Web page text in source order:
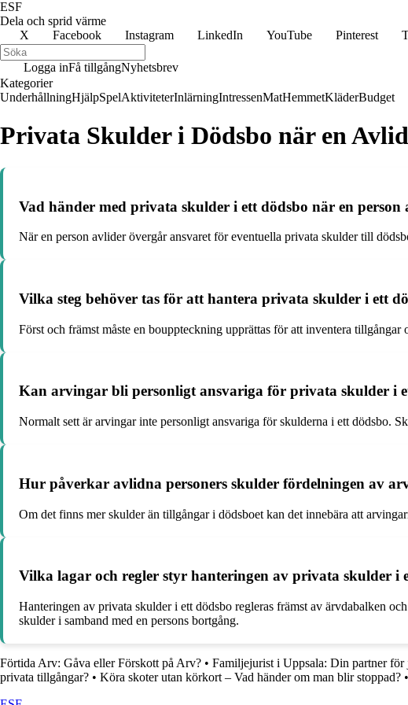
ESF
Dela och sprid värme
X
Facebook Instagram LinkedIn YouTube Pinterest
Logga inFå tillgångNyhetsbrev
Kategorier
UnderhållningHjälpSpelAktiviteterInlärningIntressenMatHemmetKläderBudget
Privata Skulder i Dödsbo när en
Vad händer med privata skulder i ett dödsbo när en person
När en person avlider övergår ansvaret för eventuella privata skulder till
Vilka steg behöver tas för att hantera privata skulder i ett
Först och främst måste en bouppteckning upprättas för att inventera
Kan arvingar bli personligt ansvariga för privata skulder i
Normalt sett är arvingar inte personligt ansvariga för skulderna i ett dödsbo.
Hur påverkar avlidna personers skulder fördelningen av
Om det finns mer skulder än tillgångar i dödsboet kan det innebära att
Vilka lagar och regler styr hanteringen av privata skulder i
Hanteringen av privata skulder i ett dödsbo regleras främst av ärvdabalken
skulder i samband med en persons bortgång.
Förtida Arv: Gåva eller Förskott på Arv? • Familjejurist i Uppsala: Din partner
privata tillgångar? • Köra skoter utan körkort – Vad händer om man blir stoppad? •